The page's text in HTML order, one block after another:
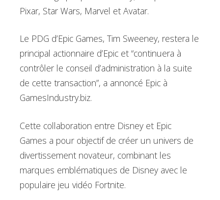
Pixar, Star Wars, Marvel et Avatar.
Le PDG d’Epic Games, Tim Sweeney, restera le
principal actionnaire d’Epic et “continuera à
contrôler le conseil d’administration à la suite
de cette transaction”, a annoncé Epic à
GamesIndustry.biz.
Cette collaboration entre Disney et Epic
Games a pour objectif de créer un univers de
divertissement novateur, combinant les
marques emblématiques de Disney avec le
populaire jeu vidéo Fortnite.